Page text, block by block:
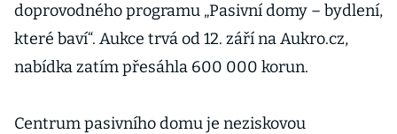
doprovodného programu „Pasivní domy – bydlení,
které baví“. Aukce trvá od 12. září na Aukro.cz,
nabídka zatím přesáhla 600 000 korun.
Centrum pasivního domu je neziskovou